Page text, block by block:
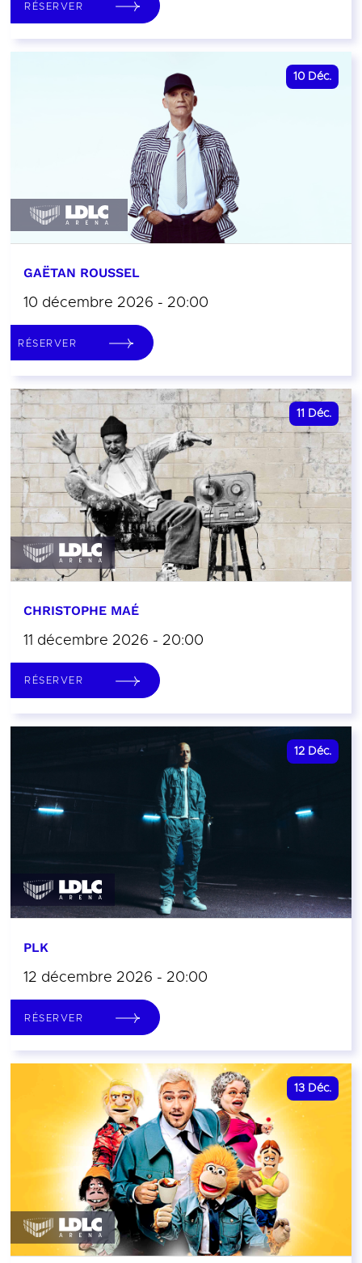
RÉSERVER
10 Déc.
GAËTAN ROUSSEL
10 décembre 2026 - 20:00
RÉSERVER
11 Déc.
CHRISTOPHE MAÉ
11 décembre 2026 - 20:00
RÉSERVER
12 Déc.
PLK
12 décembre 2026 - 20:00
RÉSERVER
13 Déc.